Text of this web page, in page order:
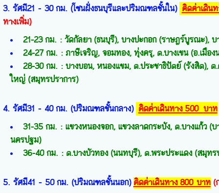
3. รัศมี21 - 30กม. (โซนฝั่งธนบุรีและปริมณฑลชั้นใน) คิดค่าเดิน
ทางเพิ่ม)
21-23กม. :วัดกัลยา(ธนบุรี),บางปะกอก(ราษฎร์บูรณะ),บ
24-27กม. :ภาษีเจริญ,จอมทอง,ทุ่งครุ, ต.บางเขน(อ.เมือ
28-30กม. :บางบอน,หนองแขม, ต.ประชาธิปัตย์(รังสิต), ต.
ใหญ่(สมุทรปราการ)
4. รัศมี31 - 40กม. (ปริมณฑลชั้นกลาง) คิดค่าเดินทาง500 บาท
31-35กม. : แขวงหนองจอก, แขวงลาดกระบัง, ต.บางแก้ว(บ
นครปฐม)
36-40กม. : ต.บางบัวทอง(นนทบุรี), ต.พระประแดง(สมุทร
5. รัศมี41 - 50กม. (ปริมณฑลชั้นนอก)คิดค่าเดินทาง800 บาท (